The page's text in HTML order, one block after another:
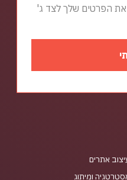
הפרטים שלך לצד ג'
אתרים
ומיתוג